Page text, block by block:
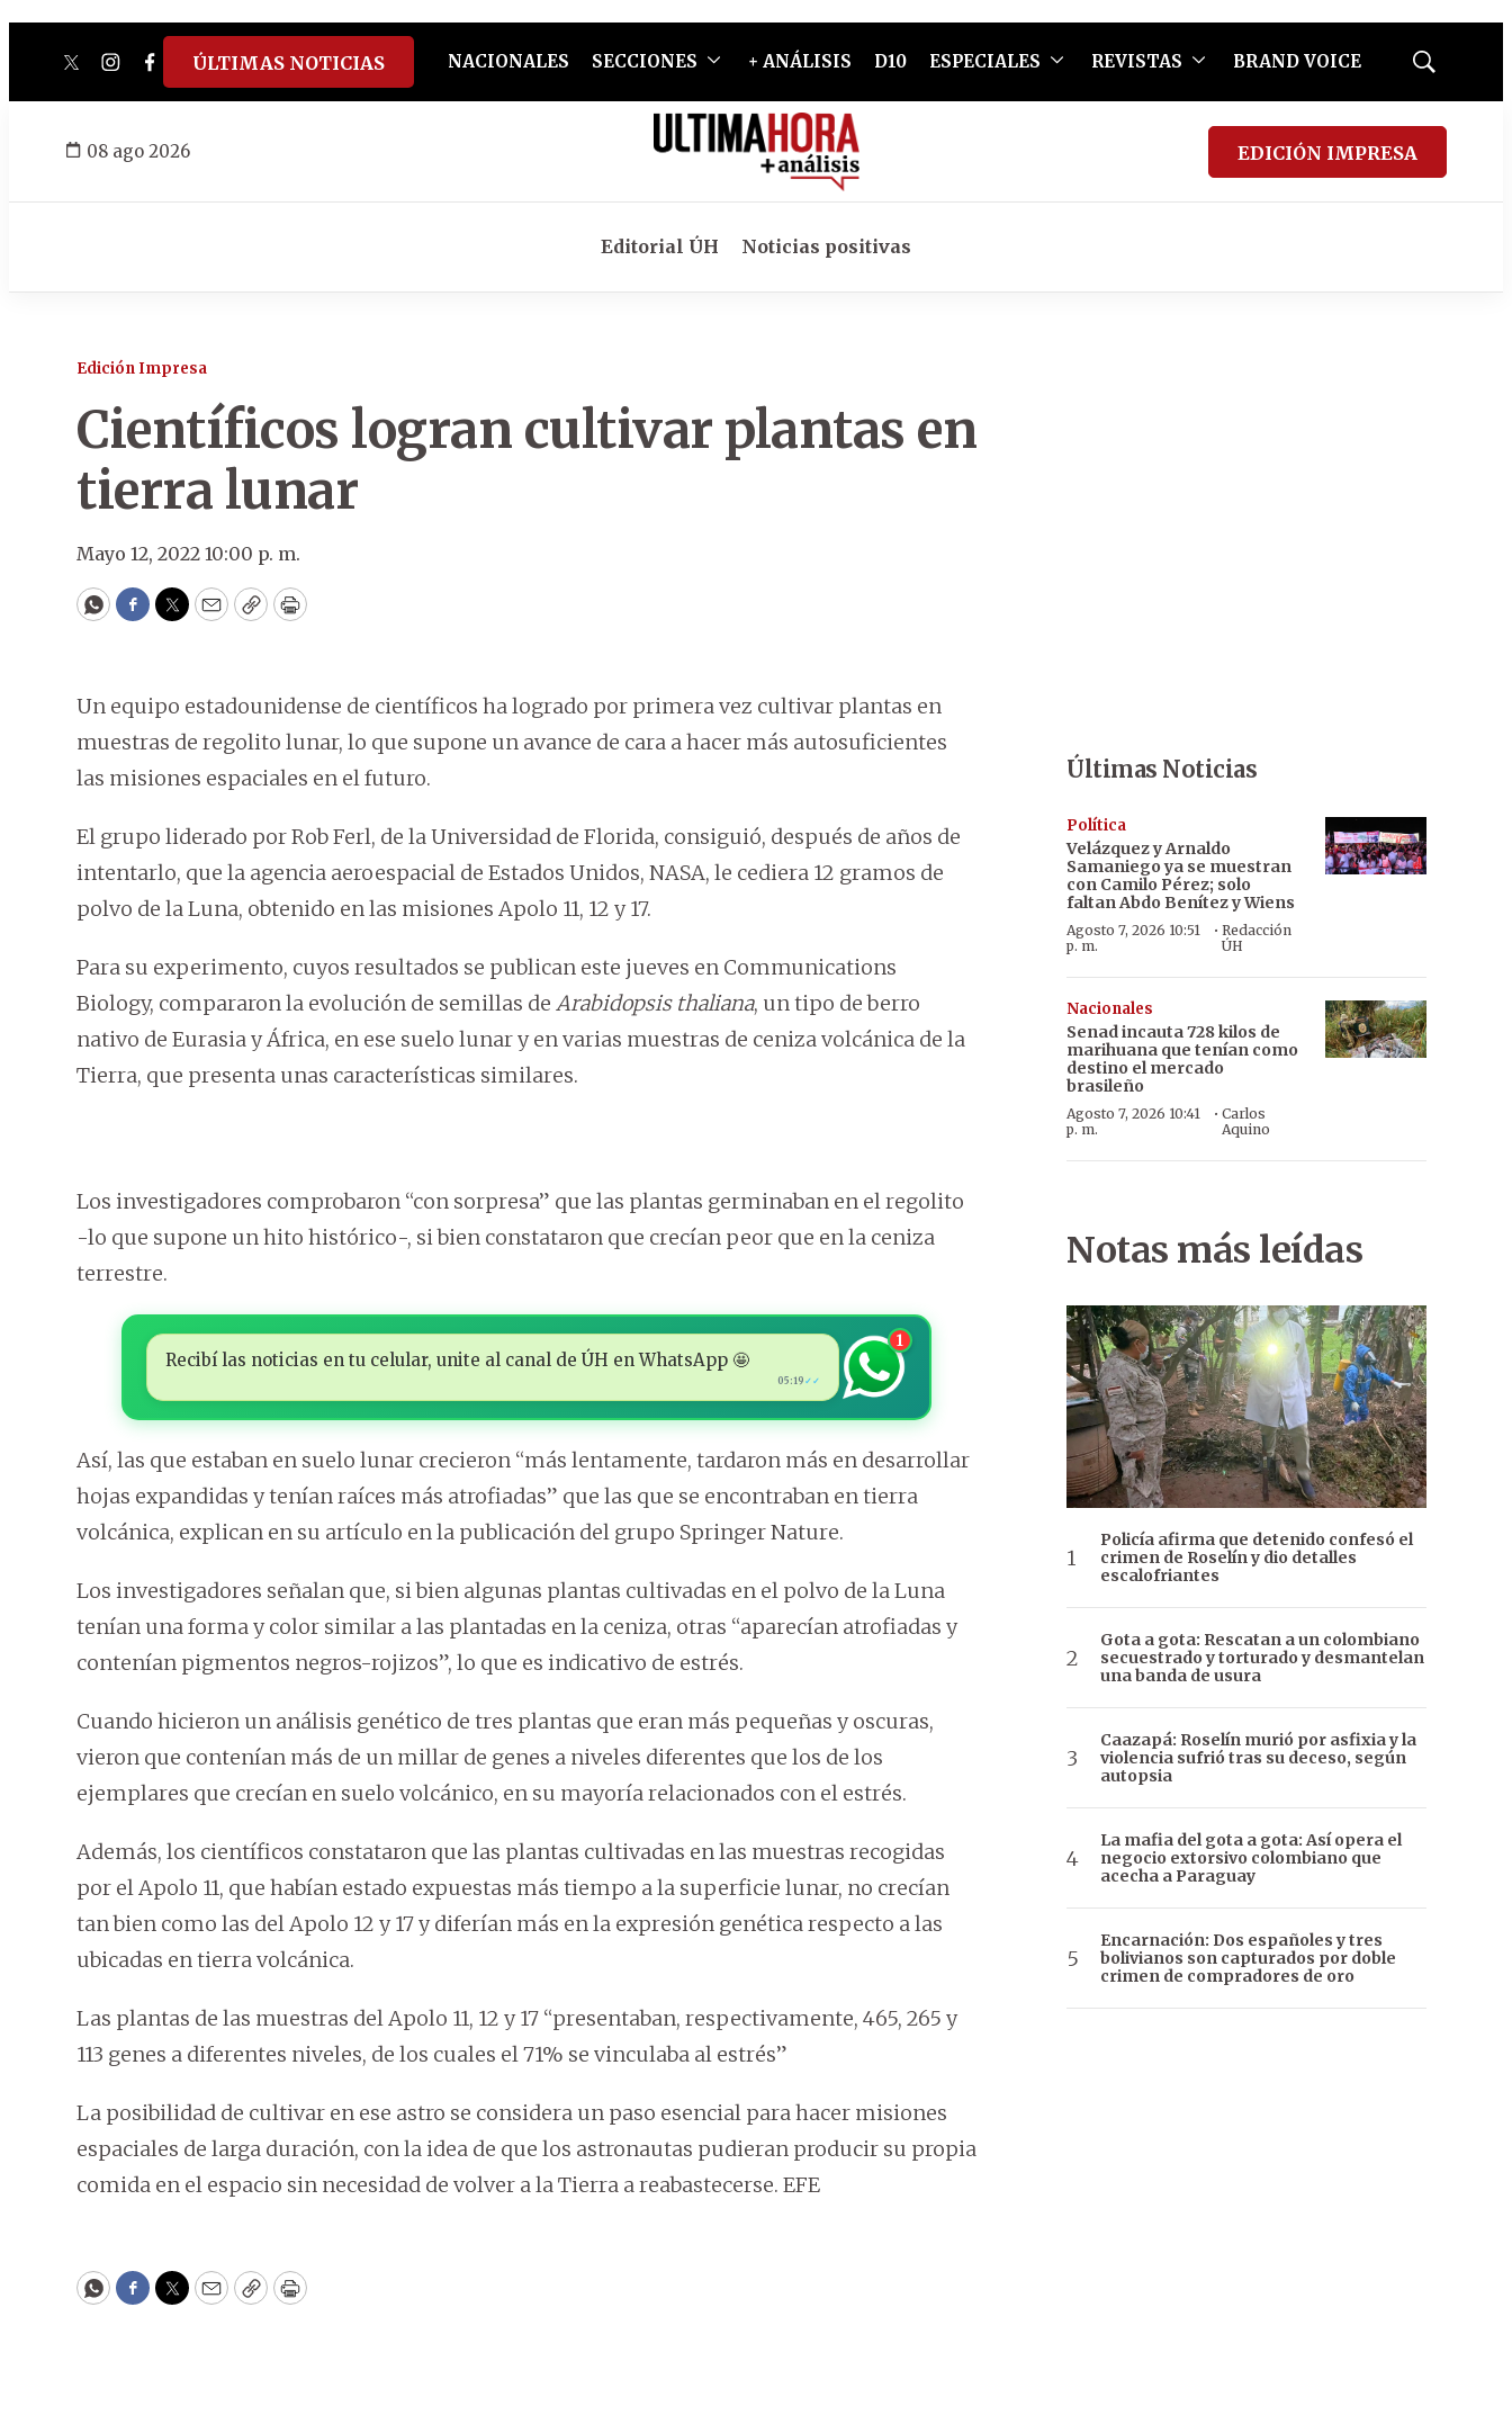
twitterinstagram
facebook
tiktokyoutube
spotify
ÚLTIMAS NOTICIAS NACIONALES SECCIONES + ANÁLISIS D10 ESPECIALES REVISTAS BRAND VOICE
Mostrar
08 ago 2026 EDICIÓN IMPRESA
Editorial ÚH Noticias positivas
Edición Impresa
Científicos logran cultivar plantas en
tierra lunar
Mayo 12, 2022 10:00 p. m.
WhatsApp
Facebook
Twitter
EmailCopyPrint
Un equipo estadounidense de científicos ha logrado por primera vez cultivar plantas en
muestras de regolito lunar, lo que supone un avance de cara a hacer más autosuficientes
las misiones espaciales en el futuro.
El grupo liderado por Rob Ferl, de la Universidad de Florida, consiguió, después de años de
intentarlo, que la agencia aeroespacial de Estados Unidos, NASA, le cediera 12 gramos de
polvo de la Luna, obtenido en las misiones Apolo 11, 12 y 17.
Para su experimento, cuyos resultados se publican este jueves en Communications
Biology, compararon la evolución de semillas de Arabidopsis thaliana, un tipo de berro
nativo de Eurasia y África, en ese suelo lunar y en varias muestras de ceniza volcánica de la
Tierra, que presenta unas características similares.
Los investigadores comprobaron “con sorpresa” que las plantas germinaban en el regolito
-lo que supone un hito histórico-, si bien constataron que crecían peor que en la ceniza
terrestre.
Recibí las noticias en tu celular, unite al canal de ÚH en WhatsApp 🤩
05:19 ✓✓
1
Así, las que estaban en suelo lunar crecieron “más lentamente, tardaron más en desarrollar
hojas expandidas y tenían raíces más atrofiadas” que las que se encontraban en tierra
volcánica, explican en su artículo en la publicación del grupo Springer Nature.
Los investigadores señalan que, si bien algunas plantas cultivadas en el polvo de la Luna
tenían una forma y color similar a las plantadas en la ceniza, otras “aparecían atrofiadas y
contenían pigmentos negros-rojizos”, lo que es indicativo de estrés.
Cuando hicieron un análisis genético de tres plantas que eran más pequeñas y oscuras,
vieron que contenían más de un millar de genes a niveles diferentes que los de los
ejemplares que crecían en suelo volcánico, en su mayoría relacionados con el estrés.
Además, los científicos constataron que las plantas cultivadas en las muestras recogidas
por el Apolo 11, que habían estado expuestas más tiempo a la superficie lunar, no crecían
tan bien como las del Apolo 12 y 17 y diferían más en la expresión genética respecto a las
ubicadas en tierra volcánica.
Las plantas de las muestras del Apolo 11, 12 y 17 “presentaban, respectivamente, 465, 265 y
113 genes a diferentes niveles, de los cuales el 71% se vinculaba al estrés”
La posibilidad de cultivar en ese astro se considera un paso esencial para hacer misiones
espaciales de larga duración, con la idea de que los astronautas pudieran producir su propia
comida en el espacio sin necesidad de volver a la Tierra a reabastecerse. EFE
WhatsApp
Facebook
Twitter
EmailCopyPrint
Últimas Noticias
Política
Velázquez y Arnaldo
Samaniego ya se muestran
con Camilo Pérez; solo
faltan Abdo Benítez y Wiens
Agosto 7, 2026 10:51
p. m.
·Redacción
ÚH
Nacionales
Senad incauta 728 kilos de
marihuana que tenían como
destino el mercado
brasileño
Agosto 7, 2026 10:41
p. m.
· Carlos
Aquino
Notas más leídas
Policía afirma que detenido confesó el
crimen de Roselín y dio detalles
escalofriantes
Gota a gota: Rescatan a un colombiano
secuestrado y torturado y desmantelan
una banda de usura
Caazapá: Roselín murió por asfixia y la
violencia sufrió tras su deceso, según
autopsia
La mafia del gota a gota: Así opera el
negocio extorsivo colombiano que
acecha a Paraguay
Encarnación: Dos españoles y tres
bolivianos son capturados por doble
crimen de compradores de oro